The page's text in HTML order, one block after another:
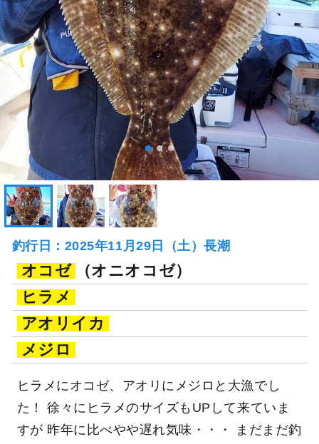
釣行日：2025年11月29日（土）長潮
オコゼ
（オニオコゼ）
ヒラメ
アオリイカ
メジロ
ヒラメにオコゼ、アオリにメジロと大漁でし
た！ 徐々にヒラメのサイズもUPして来ていま
すが 昨年に比べやや遅れ気味・・・ まだまだ釣